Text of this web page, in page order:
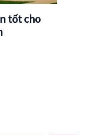
tốt cho